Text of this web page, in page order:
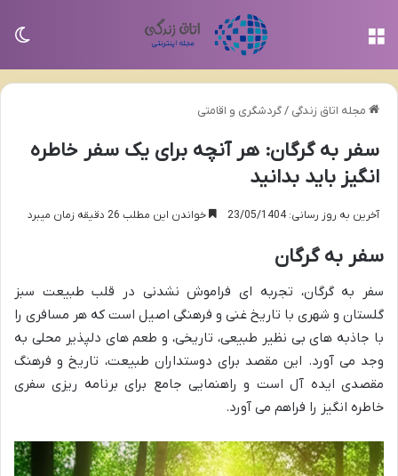
مجله اتاق زندگی /گردشگری و اقامتی
سفر به گرگان: هر آنچه برای یک سفر خاطره
انگیز باید بدانید
آخرین به روز رسانی: 23/05/1404 خواندن این مطلب 26 دقیقه زمان میبرد
سفر به گرگان
سفر به گرگان، تجربه ای فراموش نشدنی در قلب طبیعت سبز
گلستان و شهری با تاریخ غنی و فرهنگی اصیل است که هر مسافری را
با جاذبه های بی نظیر طبیعی، تاریخی، و طعم های دلپذیر محلی به
وجد می آورد. این مقصد برای دوستداران طبیعت، تاریخ و فرهنگ
مقصدی ایده آل است و راهنمایی جامع برای برنامه ریزی سفری
خاطره انگیز را فراهم می آورد.